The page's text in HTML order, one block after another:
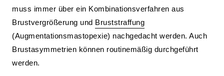
muss immer über ein Kombinationsverfahren aus
Brustvergrößerung und Bruststraffung
(Augmentationsmastopexie) nachgedacht werden. Auch
Brustasymmetrien können routinemäßig durchgeführt
werden.